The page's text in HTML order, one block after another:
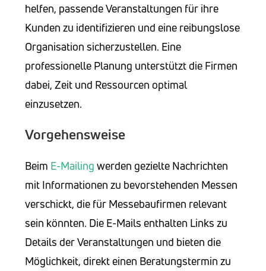
helfen, passende Veranstaltungen für ihre
Kunden zu identifizieren und eine reibungslose
Organisation sicherzustellen. Eine
professionelle Planung unterstützt die Firmen
dabei, Zeit und Ressourcen optimal
einzusetzen.
Vorgehensweise
Beim E-Mailing werden gezielte Nachrichten
mit Informationen zu bevorstehenden Messen
verschickt, die für Messebaufirmen relevant
sein könnten. Die E-Mails enthalten Links zu
Details der Veranstaltungen und bieten die
Möglichkeit, direkt einen Beratungstermin zu